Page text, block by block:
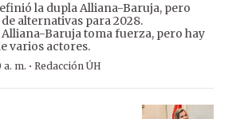
la dupla Alliana-Baruja, pero
alternativas para 2028.
Baruja toma fuerza, pero hay
varios actores.
a. m. · Redacción ÚH